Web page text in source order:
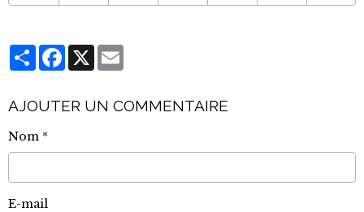
PartagerFacebook
X
AJOUTER UN COMMENTAIRE
Nom
E-mail